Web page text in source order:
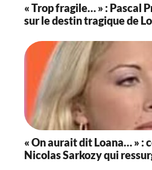
« Trop fragile… » : Pascal
sur le destin tragique de
« On aurait dit Loana… » :
Nicolas Sarkozy qui